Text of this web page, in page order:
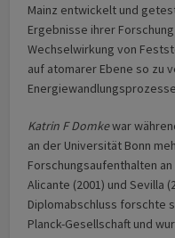
Mainz entwickelt und
Ergebnisse ihrer
Wechselwirkung von
auf atomarer Ebene so zu
Katrin F Domkewar
an der Universität Bonn
Forschungsaufenthalten
Alicante (2001) und Sevilla
Diplomabschluss forschte
Planck-Gesellschaft und